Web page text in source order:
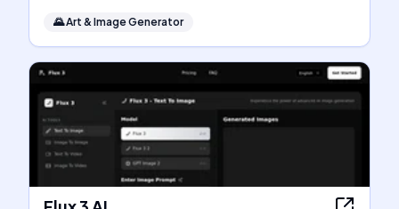
🌄Art & Image Generator